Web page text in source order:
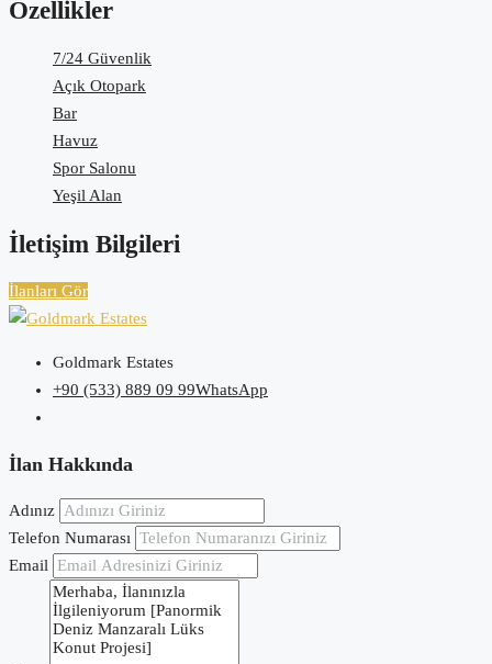
Özellikler
7/24 Güvenlik
Açık Otopark
Bar
Havuz
Spor Salonu
Yeşil Alan
İletişim Bilgileri
İlanları Gör
Goldmark Estates
+90 (533) 889 09 99WhatsApp
İlan Hakkında
Adınız
Telefon Numarası
Email